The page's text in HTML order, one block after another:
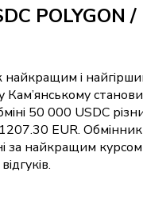
POLYGON /
найкращим і
Кам’янському
50 000 USDC
EUR.
за найкращим